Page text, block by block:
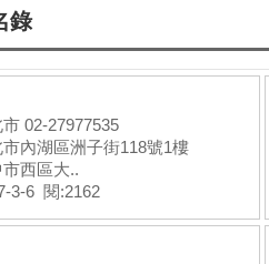
錄
02-27977535
市內湖區洲子街118號1樓
市西區大..
3-6 閱:2162